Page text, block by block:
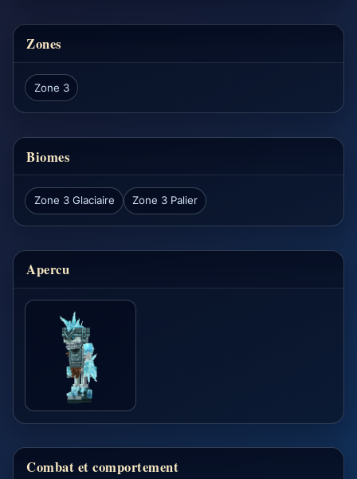
Zones
Zone 3
Biomes
Zone 3 Glaciaire Zone 3 Palier
Apercu
Combat et comportement